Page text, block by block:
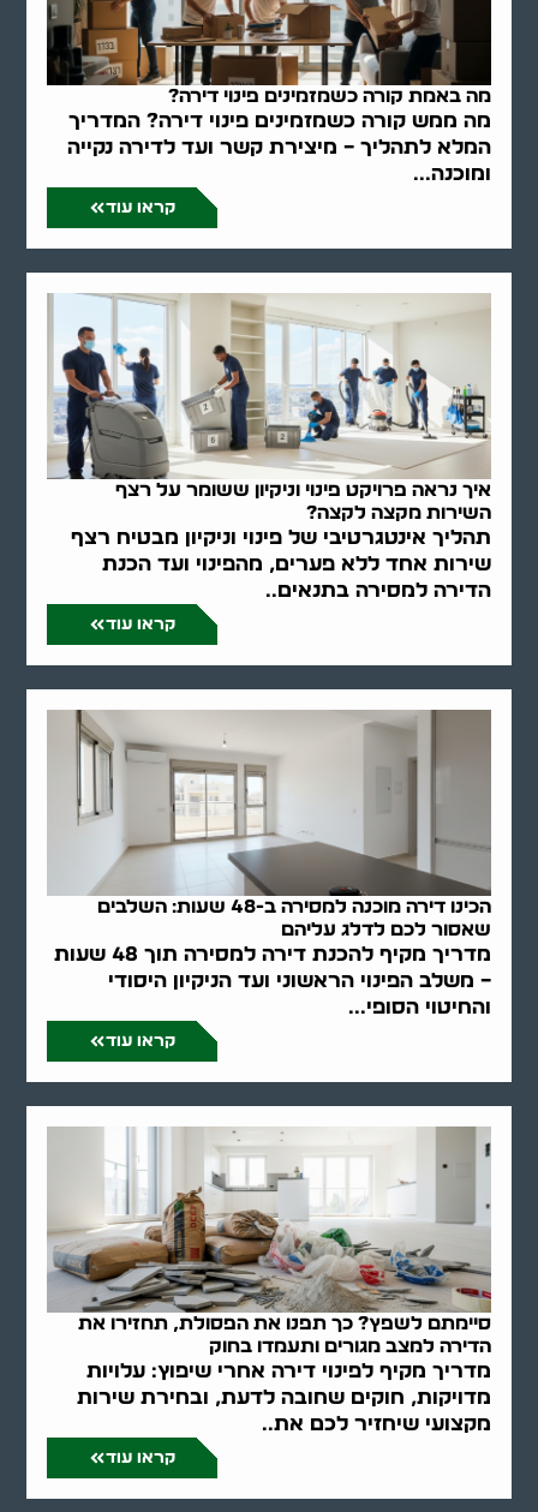
מה באמת קורה כשמזמינים פינוי דירה?
מה ממש קורה כשמזמינים פינוי דירה? המדריך
המלא לתהליך – מיצירת קשר ועד לדירה נקייה
ומוכנה...
קראו עוד
איך נראה פרויקט פינוי וניקיון ששומר על רצף
השירות מקצה לקצה?
תהליך אינטגרטיבי של פינוי וניקיון מבטיח רצף
שירות אחד ללא פערים, מהפינוי ועד הכנת
הדירה למסירה בתנאים..
קראו עוד
הכינו דירה מוכנה למסירה ב-48 שעות: השלבים
שאסור לכם לדלג עליהם
מדריך מקיף להכנת דירה למסירה תוך 48 שעות
– משלב הפינוי הראשוני ועד הניקיון היסודי
והחיטוי הסופי...
קראו עוד
סיימתם לשפץ? כך תפנו את הפסולת, תחזירו את
הדירה למצב מגורים ותעמדו בחוק
מדריך מקיף לפינוי דירה אחרי שיפוץ: עלויות
מדויקות, חוקים שחובה לדעת, ובחירת שירות
מקצועי שיחזיר לכם את..
קראו עוד